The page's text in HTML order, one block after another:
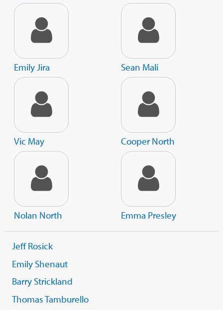
Emily Jira Sean Mali
Vic May Cooper North
Nolan North Emma Presley
Jeff Rosick
Emily Shenaut
Barry Strickland
Thomas Tamburello